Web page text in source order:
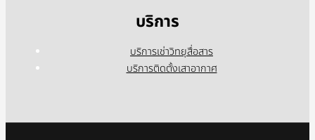
บริการ
บริการเช่าวิทยุสื่อสาร
บริการติดตั้งเสาอากาศ